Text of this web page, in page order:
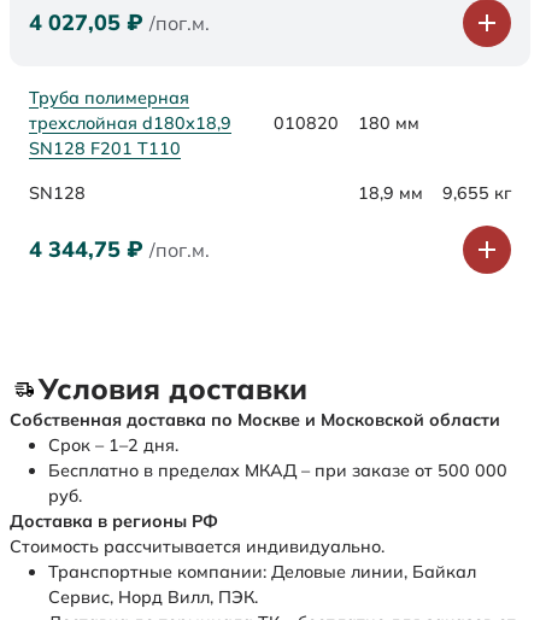
4 027,05 ₽ /пог.м.
Труба полимерная
трехслойная d180х18,9
SN128 F201 Т110
010820 180 мм
SN128 18,9 мм 9,655 кг
4 344,75 ₽ /пог.м.
Условия доставки
Собственная доставка по Москве и Московской области
Срок – 1–2 дня.
Бесплатно в пределах МКАД – при заказе от 500 000
руб.
Доставка в регионы РФ
Стоимость рассчитывается индивидуально.
Транспортные компании: Деловые линии, Байкал
Сервис, Норд Вилл, ПЭК.